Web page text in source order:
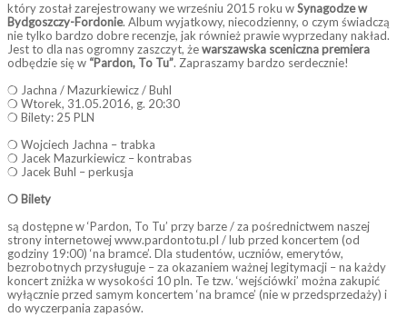
który został zarejestrowany we wrześniu 2015 roku wSynagodze w
Bydgoszczy-Fordonie. Album wyjatkowy, niecodzienny, o czym świadczą
nie tylko bardzo dobre recenzje, jak również prawie wyprzedany nakład.
Jest to dla nas ogromny zaszczyt, żewarszawska sceniczna premiera
odbędzie się w “Pardon, To Tu”. Zapraszamy bardzo serdecznie!
❍ Jachna / Mazurkiewicz / Buhl
❍ Wtorek, 31.05.2016, g. 20:30
❍ Bilety: 25 PLN
❍ Wojciech Jachna – trabka
❍ Jacek Mazurkiewicz – kontrabas
❍ Jacek Buhl – perkusja
❍ Bilety
są dostępne w ‘Pardon, To Tu’ przy barze / za pośrednictwem naszej
strony internetowej www.pardontotu.pl / lub przed koncertem (od
godziny 19:00) ‘na bramce’. Dla studentów, uczniów, emerytów,
bezrobotnych przysługuje – za okazaniem ważnej legitymacji – na każdy
koncert zniżka w wysokości 10 pln. Te tzw. ‘wejściówki’ można zakupić
wyłącznie przed samym koncertem ‘na bramce’ (nie w przedsprzedaży) i
do wyczerpania zapasów.